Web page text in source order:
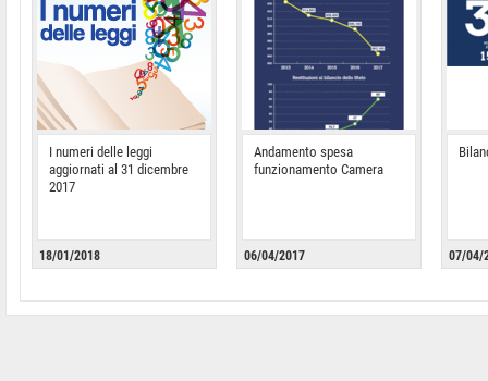
I numeri delle leggi
aggiornati al 31 dicembre
2017
18/01/2018
Andamento spesa
funzionamento Camera
06/04/2017 07/04/